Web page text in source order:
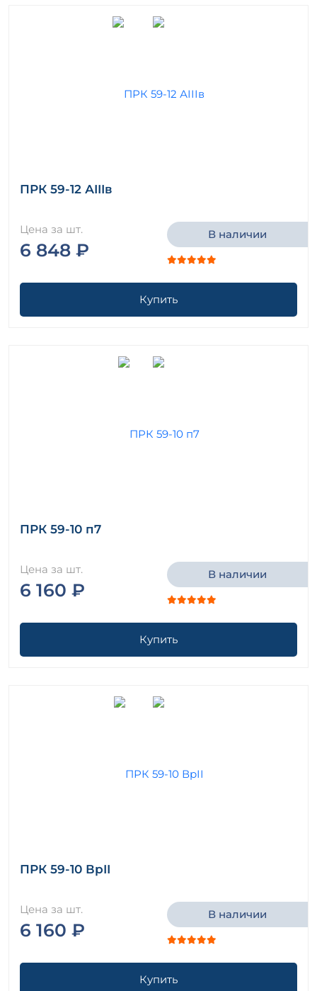
ПРК 59-12 АIIIв
Цена за шт.
6 848 ₽
В наличии
Купить
ПРК 59-10 п7
Цена за шт.
6 160 ₽
В наличии
Купить
ПРК 59-10 ВрII
Цена за шт.
6 160 ₽
В наличии
Купить